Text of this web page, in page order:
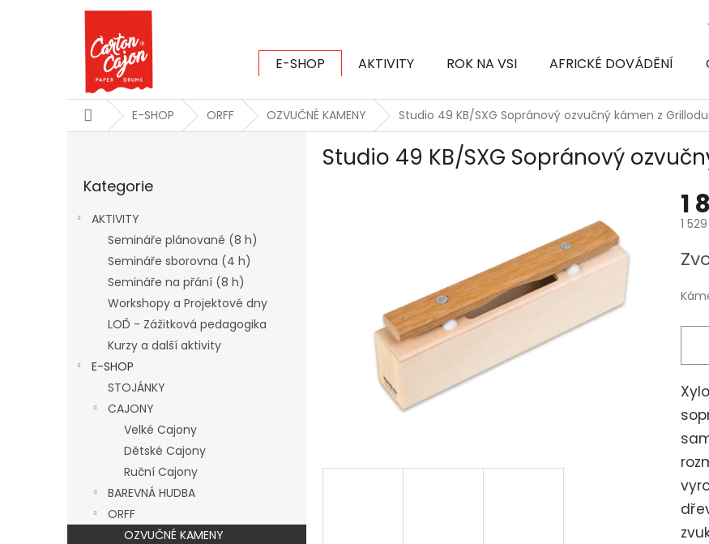
E-SHOP AKTIVITY ROK NA VSI AFRICKÉ DOVÁDĚNÍ
DomůE-SHOP ORFF OZVUČNÉ KAMENY Studio 49 KB/SXG Sopránový ozvučný kámen z
kategorie
Kategorie
AKTIVITY
Semináře plánované (8 h)
Semináře sborovna (4 h)
Semináře na přání (8 h)
Workshopy a Projektové dny
LOĎ - Zážitková pedagogika
Kurzy a další aktivity
E-SHOP
STOJÁNKY
CAJONY
Velké Cajony
Dětské Cajony
Ruční Cajony
BAREVNÁ HUDBA
ORFF
OZVUČNÉ KAMENY
Studio 49 KB/SXG Sopránový
1
1